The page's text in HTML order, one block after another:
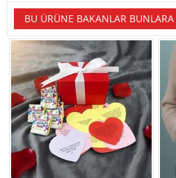
BU ÜRÜNE BAKANLAR